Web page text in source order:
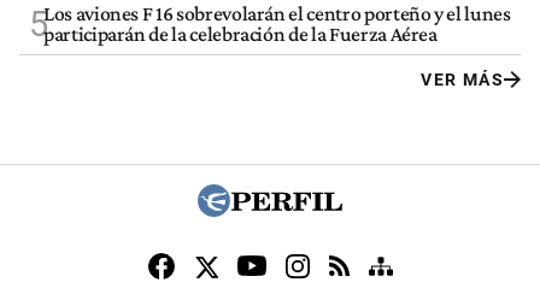
5Los aviones F 16 sobrevolarán el centro porteño y el lunes
participarán de la celebración de la Fuerza Aérea
VER MÁS